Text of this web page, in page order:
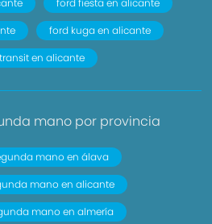
ford fiesta en alicante
ford kuga en alicante
en alicante
mano por provincia
mano en álava
mano en alicante
mano en almería